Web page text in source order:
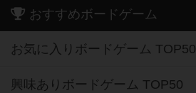
おすすめボードゲーム
お気に入りボードゲーム TOP50
興味ありボードゲーム TOP50